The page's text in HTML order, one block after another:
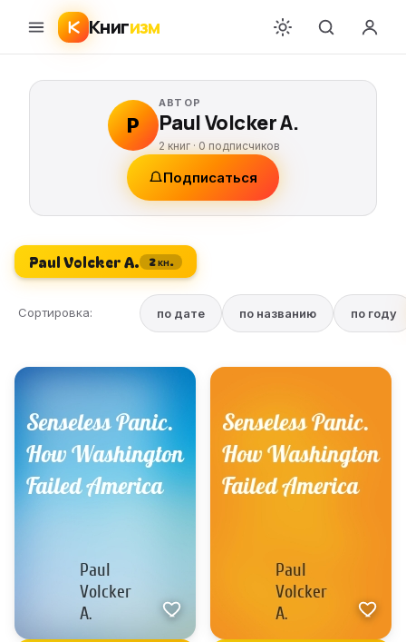
Книгизм
P
АВТОР
Paul Volcker A.
2 книг · 0 подписчиков
Подписаться
Paul Volcker A. 2 кн.
Сортировка: по дате по названию по году